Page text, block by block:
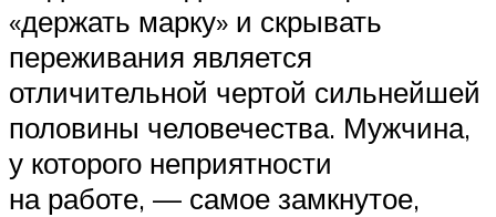
«держать марку» и скрывать
переживания является
отличительной чертой сильнейшей
половины человечества. Мужчина,
у которого неприятности
на работе, — самое замкнутое,